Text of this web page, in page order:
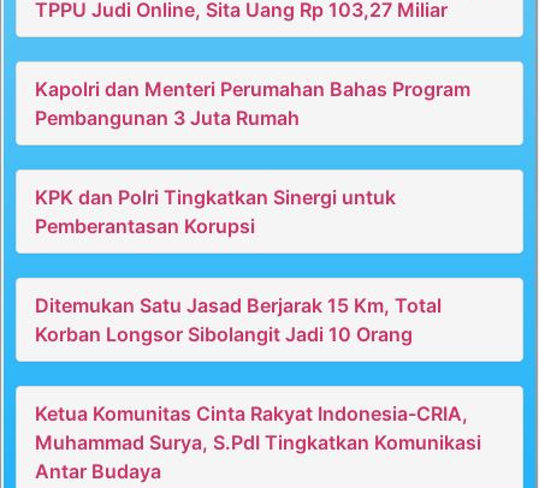
TPPU Judi Online, Sita Uang Rp 103,27 Miliar
Kapolri dan Menteri Perumahan Bahas Program
Pembangunan 3 Juta Rumah
KPK dan Polri Tingkatkan Sinergi untuk
Pemberantasan Korupsi
Ditemukan Satu Jasad Berjarak 15 Km, Total
Korban Longsor Sibolangit Jadi 10 Orang
Ketua Komunitas Cinta Rakyat Indonesia-CRIA,
Muhammad Surya, S.PdI Tingkatkan Komunikasi
Antar Budaya